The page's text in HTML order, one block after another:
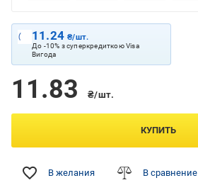
11.24₴/шт.
До -10% з суперкредиткою Visa
Вигода
11.83 ₴/шт.
КУПИТЬ
В желания В сравнение